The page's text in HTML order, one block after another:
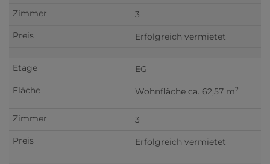
3
Erfolgreich vermietet
EG
Wohnfläche ca. 62,57 m2
3
Erfolgreich vermietet